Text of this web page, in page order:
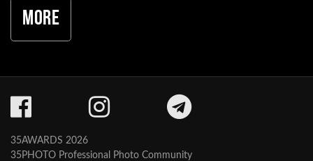
More
35AWARDS 2026
35PHOTO Professional Photo Community